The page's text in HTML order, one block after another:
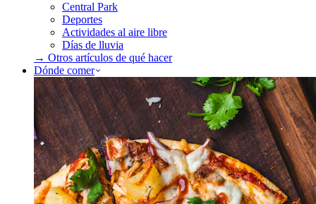
Central Park
Deportes
Actividades al aire libre
Días de lluvia
→ Otros artículos de qué hacer
Dónde comer